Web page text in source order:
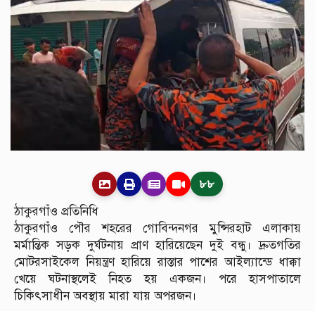
৮৮
ঠাকুরগাঁও প্রতিনিধি
ঠাকুরগাঁও পৌর শহরের গোবিন্দনগর মুন্সিরহাট এলাকায়
মর্মান্তিক সড়ক দুর্ঘটনায় প্রাণ হারিয়েছেন দুই বন্ধু। দ্রুতগতির
মোটরসাইকেল নিয়ন্ত্রণ হারিয়ে রাস্তার পাশের আইল্যান্ডে ধাক্কা
খেয়ে ঘটনাস্থলেই নিহত হয় একজন। পরে হাসপাতালে
চিকিৎসাধীন অবস্থায় মারা যায় অপরজন।